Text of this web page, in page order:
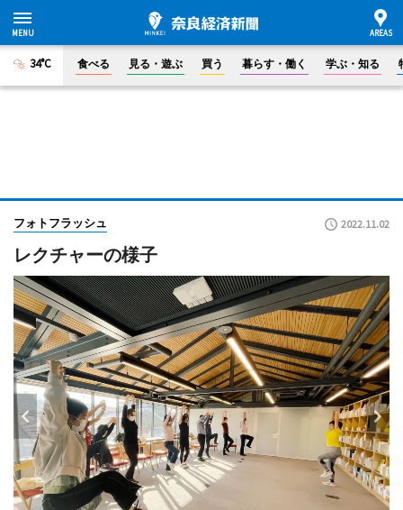
34°C 食べる 見る・遊ぶ 買う 暮らす・働く 学ぶ・知る
フォトフラッシュ 2022.11.02
レクチャーの様子